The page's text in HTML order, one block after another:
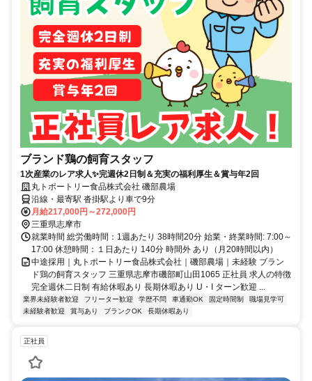
ブランド鶏の飼育スタッフ
1次産業のレア求人✨完週休2日制＆充実の福利厚生＆賞与年2回
丸トポートリー食品株式会社 磯部農場
沿線・最寄駅 沓掛駅より車で9分
月給217,000円～272,000円
三重県志摩市
就業時間 総労働時間：1週あたり 38時間20分 始業・終業時間: 7:00～
17:00 休憩時間：１日あたり 140分 時間外 あり（月20時間以内）
中途採用｜丸トポートリー食品株式会社｜磯部農場｜未経験 ブラン
ド鶏の飼育スタッフ 三重県志摩市磯部町山田1065 正社員 求人の特徴
完全週休二日制 有給休暇あり 長期休暇あり U・I ターン歓迎 ...
業界未経験者歓迎 フリーター歓迎 学歴不問 車通勤OK 固定時間制
職場見学可
未経験者歓迎
賞与あり ブランクOK 長期休暇あり
正社員